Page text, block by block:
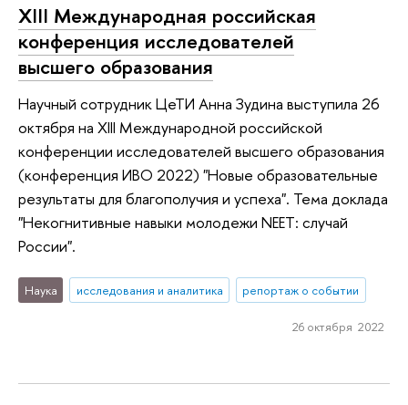
XIII Международная российская
конференция исследователей
высшего образования
Научный сотрудник ЦеТИ Анна Зудина выступила 26
октября на XIII Международной российской
конференции исследователей высшего образования
(конференция ИВО 2022) "Новые образовательные
результаты для благополучия и успеха". Тема доклада
"Некогнитивные навыки молодежи NEET: случай
России".
Наука исследования и аналитика репортаж о событии
26 октября 2022